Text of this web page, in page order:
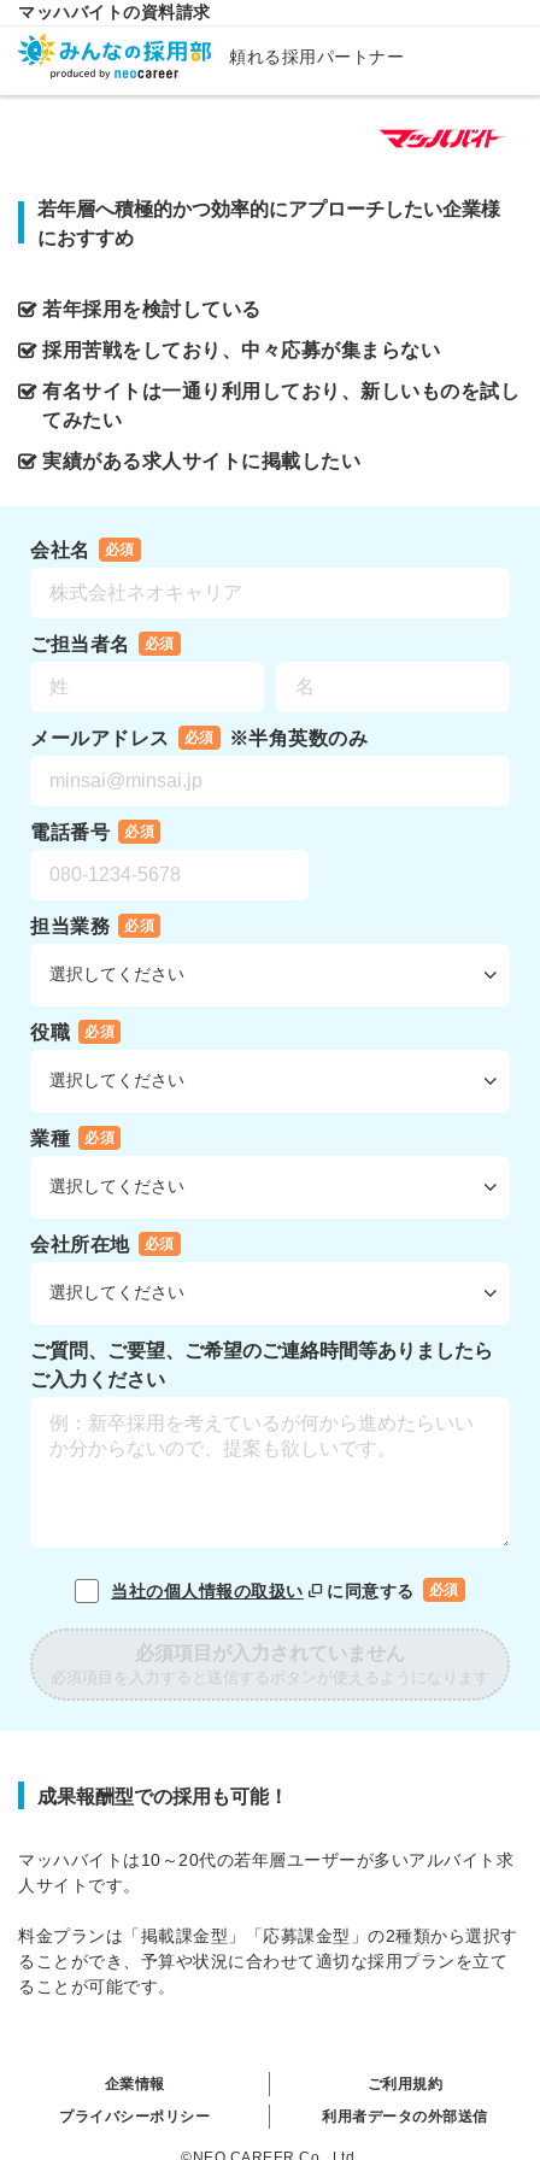
マッハバイトの資料請求
頼れる採用パートナー
若年層へ積極的かつ効率的にアプローチしたい企業様
におすすめ
若年採用を検討している
採用苦戦をしており、中々応募が集まらない
有名サイトは一通り利用しており、新しいものを試し
てみたい
実績がある求人サイトに掲載したい
会社名 必須
ご担当者名 必須
メールアドレス 必須 ※半角英数のみ
電話番号 必須
担当業務 必須
役職 必須
業種 必須
会社所在地 必須
ご質問、ご要望、ご希望のご連絡時間等ありましたら
ご入力ください
当社の個人情報の取扱い に同意する 必須
必須項目が入力されていません
必須項目を入力すると送信するボタンが使えるようになります
成果報酬型での採用も可能！
マッハバイトは10～20代の若年層ユーザーが多いアルバイト求
人サイトです。
料金プランは「掲載課金型」「応募課金型」の2種類から選択す
ることができ、予算や状況に合わせて適切な採用プランを立て
ることが可能です。
企業情報
ご利用規約
プライバシーポリシー
利用者データの外部送信